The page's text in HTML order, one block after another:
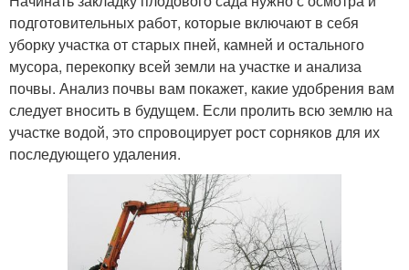
подготовительных работ, которые включают в себя
уборку участка от старых пней, камней и остального
мусора, перекопку всей земли на участке и анализа
почвы. Анализ почвы вам покажет, какие удобрения вам
следует вносить в будущем. Если пролить всю землю на
участке водой, это спровоцирует рост сорняков для их
последующего удаления.